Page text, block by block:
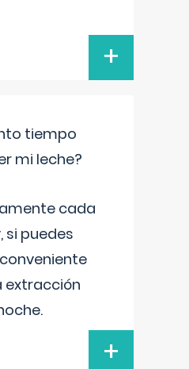
+
tiempo
mi leche?
cada
si puedes
extracción
+